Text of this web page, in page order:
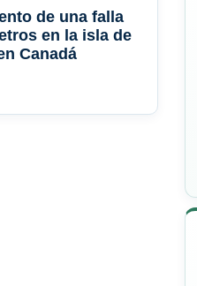
de una falla
en la isla de
Canadá